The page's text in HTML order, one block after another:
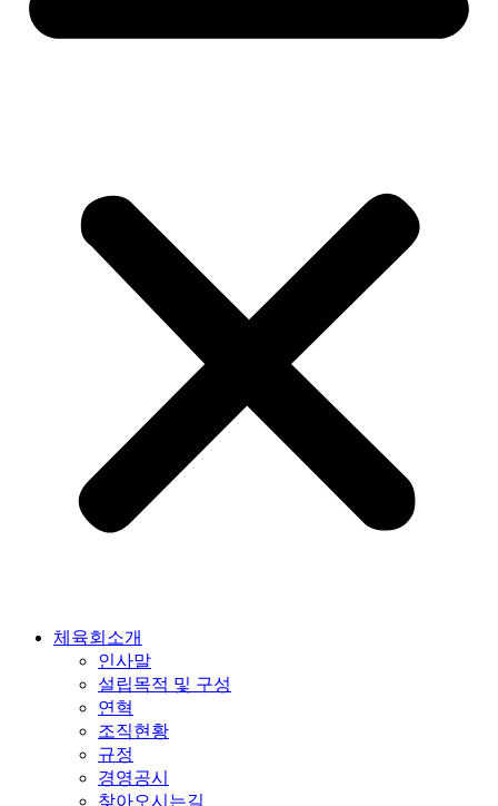
체육회소개
인사말
설립목적 및 구성
연혁
조직현황
규정
경영공시
찾아오시는길